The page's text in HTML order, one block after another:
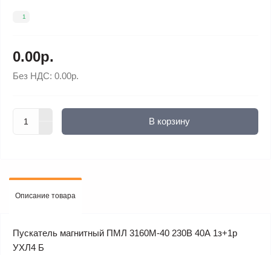
1
0.00р.
Без НДС: 0.00р.
В корзину
Описание товара
Пускатель магнитный ПМЛ 3160М-40 230В 40А 1з+1р
УХЛ4 Б